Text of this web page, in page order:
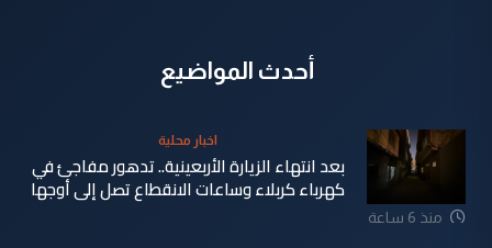
أحدث المواضيع
منذ 6 ساعة
اخبار محلية
بعد انتهاء الزيارة الأربعينية.. تدهور مفاجئ في
كهرباء كربلاء وساعات الانقطاع تصل إلى أوجها